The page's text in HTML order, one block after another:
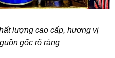
lượng cao cấp, hương vị
gốc rõ ràng